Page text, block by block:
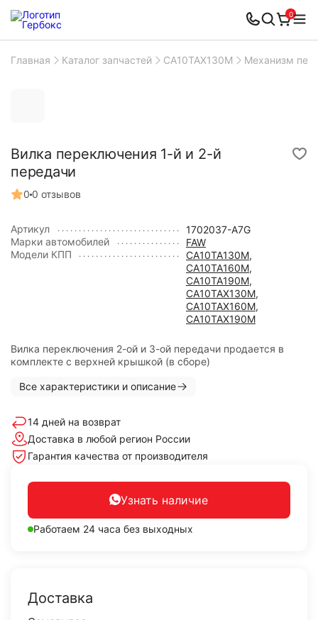
0
Главная Каталог запчастей CA10TAX130M Механизм
Вилка переключения 1-й и 2-й
передачи
0 0 отзывов
Артикул
1702037-A7G
Марки автомобилей
FAW
Модели КПП
CA10TA130M,
CA10TA160M,
CA10TA190M,
CA10TAX130M,
CA10TAX160M,
CA10TAX190M
Вилка переключения 2-ой и 3-ой передачи продается в
комплекте с верхней крышкой (в сборе)
Все характеристики и описание
14 дней на возврат
Доставка в любой регион России
Гарантия качества от производителя
Узнать наличие
Работаем 24 часа без выходных
Доставка